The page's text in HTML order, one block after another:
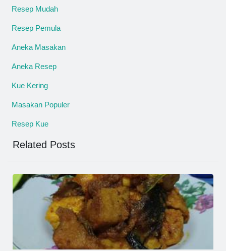
Resep Mudah
Resep Pemula
Aneka Masakan
Aneka Resep
Kue Kering
Masakan Populer
Resep Kue
Related Posts